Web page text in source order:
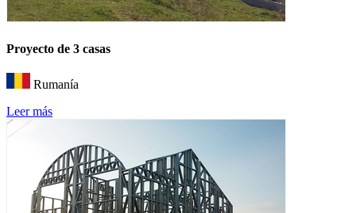
Proyecto de 3 casas
Rumanía
Leer más